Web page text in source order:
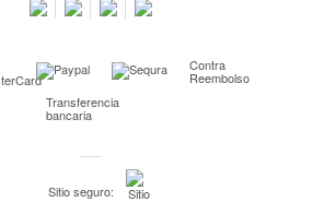
de impresión de fotos Contra
Reembolso
Transferencia
bancaria
Sitio seguro: